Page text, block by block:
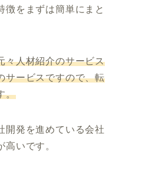
徴をまずは簡単にまと
々人材紹介のサービス
サービスですので、転
。
開発を進めている会社
高いです。